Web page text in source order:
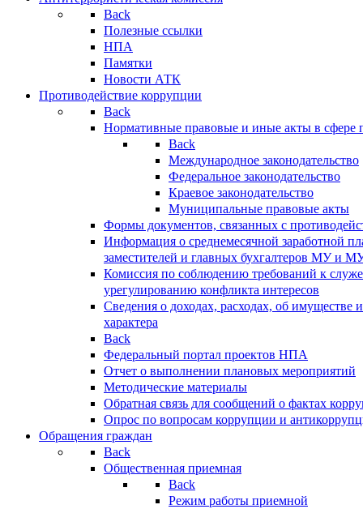
Back
Полезные ссылки
НПА
Памятки
Новости АТК
Противодействие коррупции
Back
Нормативные правовые и иные акты в сфере
Back
Международное законодательство
Федеральное законодательство
Краевое законодательство
Муниципальные правовые акты
Формы документов, связанных с
Информация о среднемесячной заработной
заместителей и главных бухгалтеров МУ и
Комиссия по соблюдению требований к
урегулированию конфликта интересов
Сведения о доходах, расходах, об имуществе
характера
Back
Федеральный портал проектов НПА
Отчет о выполнении плановых мероприятий
Методические материалы
Обратная связь для сообщений о фактах
Опрос по вопросам коррупции и
Обращения граждан
Back
Общественная приемная
Back
Режим работы приемной